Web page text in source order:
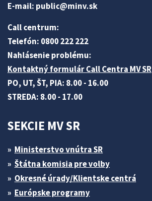
E-mail: public@minv.sk
Call centrum:
Telefón: 0800 222 222
Nahlásenie problému:
Kontaktný formulár Call Centra MV SR
PO, UT, ŠT, PIA: 8.00 - 16.00
STREDA: 8.00 - 17.00
SEKCIE MV SR
Ministerstvo vnútra SR
Štátna komisia pre volby
Okresné úrady/Klientske centrá
Európske programy